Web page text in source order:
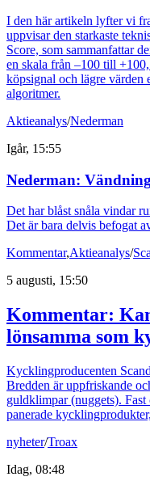
I den här artikeln lyfter vi
uppvisar den starkaste
Score, som sammanfattar
en skala från –100 till
köpsignal och lägre värden
algoritmer.
Aktieanalys/Nederman
Igår, 15:55
Nederman:
Det har blåst snåla vindar
Det är bara delvis befogat
Kommentar,Aktieanalys/
5 augusti, 15:50
Kommentar:
lönsamma som
Kycklingproducenten
Bredden är uppfriskande
guldklimpar (nuggets).
panerade
nyheter/Troax
Idag, 08:48